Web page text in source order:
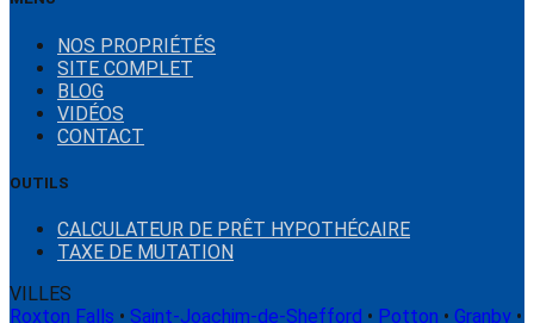
NOS PROPRIÉTÉS
SITE COMPLET
BLOG
VIDÉOS
CONTACT
OUTILS
CALCULATEUR DE PRÊT HYPOTHÉCAIRE
TAXE DE MUTATION
VILLES
Roxton Falls • Saint-Joachim-de-Shefford • Potton • Granby •